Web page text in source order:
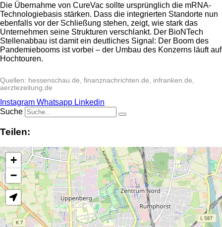
Die Übernahme von CureVac sollte ursprünglich die mRNA-
Technologiebasis stärken. Dass die integrierten Standorte nun
ebenfalls vor der Schließung stehen, zeigt, wie stark das
Unternehmen seine Strukturen verschlankt. Der BioNTech
Stellenabbau ist damit ein deutliches Signal: Der Boom des
Pandemiebooms ist vorbei – der Umbau des Konzerns läuft auf
Hochtouren.
Quellen: hessenschau.de, finanznachrichten.de, infranken.de,
aerztezeitung.de
Instagram Whatsapp Linkedin
Suche
Teilen:
+
−